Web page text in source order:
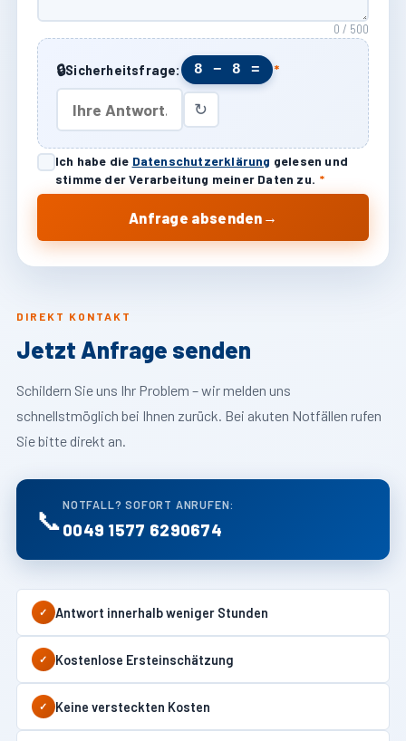
DIREKT KONTAKT
Jetzt Anfrage senden
Schildern Sie uns Ihr Problem – wir melden uns
schnellstmöglich bei Ihnen zurück. Bei akuten Notfällen rufen
Sie bitte direkt an.
📞 NOTFALL? SOFORT ANRUFEN:
0049 1577 6290674
✓ Antwort innerhalb weniger Stunden
✓ Kostenlose Ersteinschätzung
✓ Keine versteckten Kosten
0 / 500
🔒Sicherheitsfrage: 8 − 8 = *
↻
Ich habe die Datenschutzerklärung gelesen und
stimme der Verarbeitung meiner Daten zu. *
Anfrage absenden →